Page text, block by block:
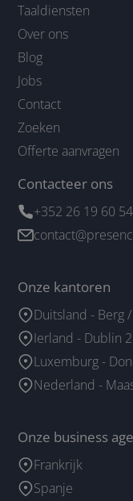
Taaldiensten
Over ons
Blog
Jobs
Contact
Zoeken
Offerte aanvragen
Contacteer ons
+352 26 19 60 54
Onze kantoren
Duitsland - Berg
Ierland - Dublin 2
Luxemburg -
Nederland -
Onze business
Frankrijk
Spanje